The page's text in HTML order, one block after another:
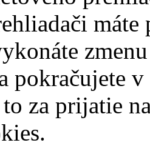
pokračujete
za prijatie